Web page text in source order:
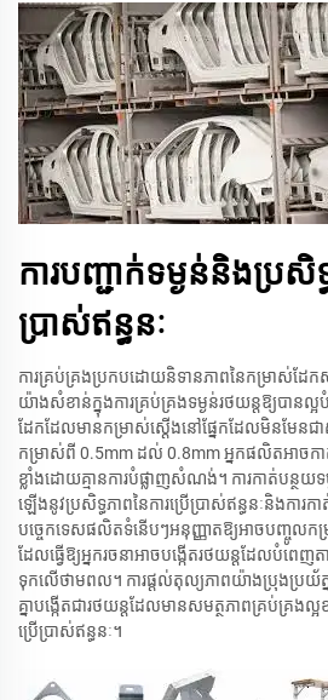
ការបញ្ជាក់ទម្ងន់និងប្រសិទ្
ប្រាស់ឥន្ធនៈ
ការគ្រប់គ្រងប្រកបដោយនិទានភាពនៃកម្រាស់ដែក
យ៉ាងសំខាន់ក្នុងការគ្រប់គ្រងទម្ងន់រថយន្តឱ្យបានល្អ
ដែកដែលមានកម្រាស់ស្តើងនៅផ្នែកដែលមិនមែន
កម្រាស់ពី 0.5mm ដល់ 0.8mm អ្នកផលិតអាចកា
ខ្លាំងដោយគ្មានការបំផ្លាញសំណង់។ ការកាត់បន្ថយទ
ឡើងនូវប្រសិទ្ធភាពនៃការប្រើប្រាស់ឥន្ធនៈនិងការ
បច្ចេកទេសផលិតទំនើបៗអនុញ្ញាតឱ្យអាចបញ្ចូលក
ដែលធ្វើឱ្យអ្នករចនាអាចបង្កើតរថយន្តដែលបំពេញត
ទុកលើថាមពល។ ការផ្តល់តុល្យភាពយ៉ាងប្រុងប្រយ័ត្ន
គ្នាបង្កើតជារថយន្តដែលមានសមត្ថភាពគ្រប់គ្រង
ប្រើប្រាស់ឥន្ធនៈ។